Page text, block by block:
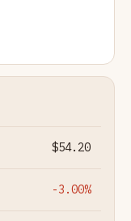
$54.20
-3.00%